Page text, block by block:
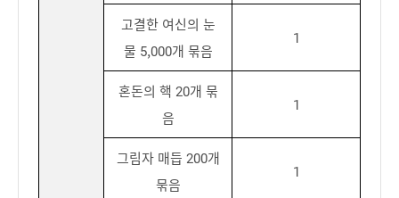
고결한 여신의 눈
물 5,000개 묶음
1
혼돈의 핵 20개 묶
음
1
그림자 매듭 200개
묶음
1